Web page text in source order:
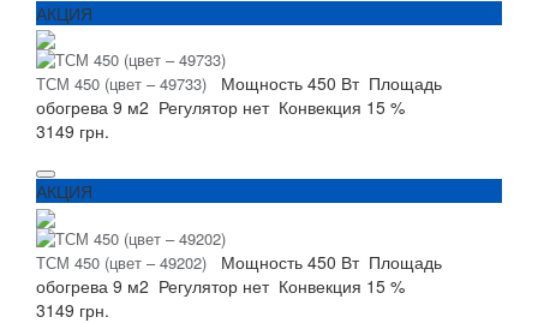
АКЦИЯ
ТСМ 450 (цвет – 49733) Мощность 450 Вт Площадь
обогрева 9 м2 Регулятор нет Конвекция 15 %
3149 грн.
АКЦИЯ
ТСМ 450 (цвет – 49202) Мощность 450 Вт Площадь
обогрева 9 м2 Регулятор нет Конвекция 15 %
3149 грн.